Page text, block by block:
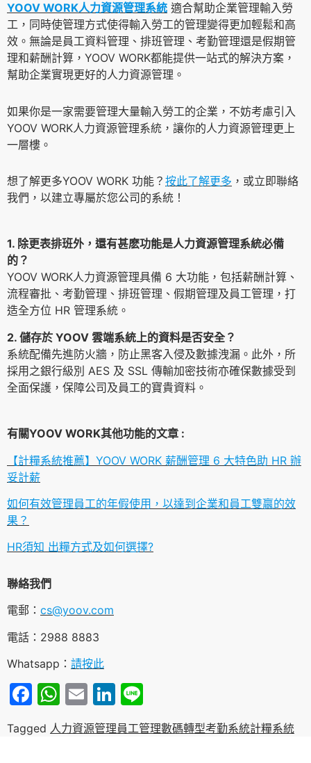
YOOV WORK人力資源管理系統 適合幫助企業管理輸入勞
工，同時使管理方式使得輸入勞工的管理變得更加輕鬆和高
效。無論是員工資料管理、排班管理、考勤管理還是假期管
理和薪酬計算，YOOV WORK都能提供一站式的解決方案，
幫助企業實現更好的人力資源管理。
如果你是一家需要管理大量輸入勞工的企業，不妨考慮引入
YOOV WORK人力資源管理系統，讓你的人力資源管理更上
一層樓。
想了解更多YOOV WORK 功能？ 按此了解更多 ，或立即聯絡
我們，以建立專屬於您公司的系統！
1. 除更表排班外，還有甚麽功能是人力資源管理系統必備
的？
YOOV WORK人力資源管理具備 6 大功能，包括薪酬計算、
流程審批、考勤管理、排班管理、假期管理及員工管理，打
造全方位 HR 管理系統。
2. 儲存於 YOOV 雲端系統上的資料是否安全？
系統配備先進防火牆，防止黑客入侵及數據洩漏。此外，所
採用之銀行級別 AES 及 SSL 傳輸加密技術亦確保數據受到
全面保護，保障公司及員工的寶貴資料。
有關YOOV WORK其他功能的文章 :
【計糧系統推薦】YOOV WORK 薪酬管理 6 大特色助 HR 辦
妥計薪
如何有效管理員工的年假使用，以達到企業和員工雙贏的效
果？
HR須知 出糧方式及如何選擇?
聯絡我們
電郵： cs@yoov.com
電話：2988 8883
Whatsapp： 請按此
Facebook
WhatsApp
EmailLinkedIn
Tagged 人力資源管理員工管理數碼轉型考勤系統計糧系統